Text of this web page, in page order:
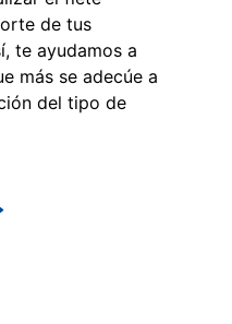
de tus
te ayudamos a
más se adecúe a
del tipo de